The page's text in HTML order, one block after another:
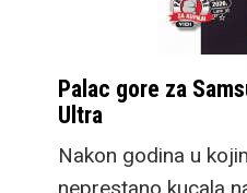
Palac gore za
Ultra
Nakon godina u
neprestano kucala